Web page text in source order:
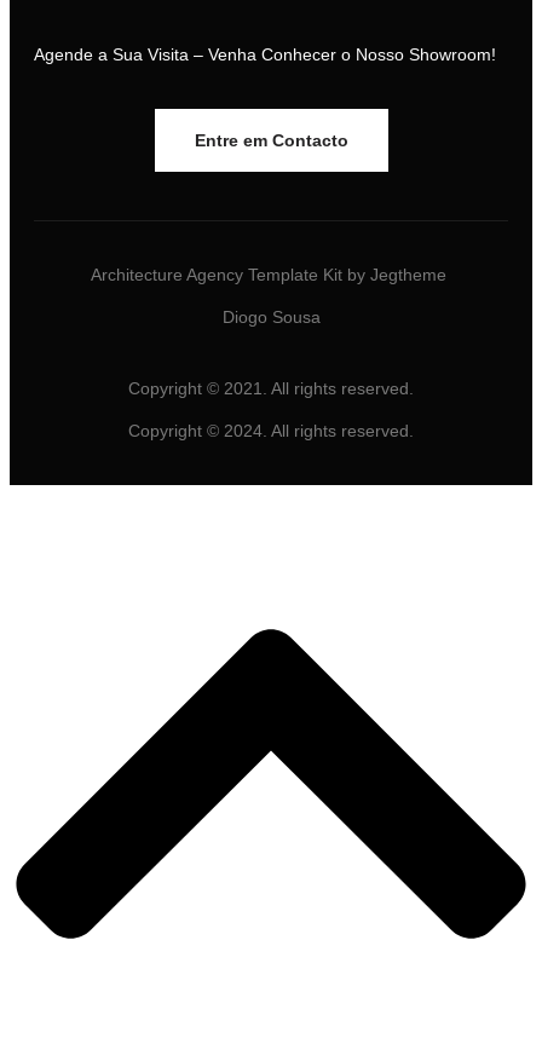
Agende a Sua Visita – Venha Conhecer o Nosso Showroom!
Entre em Contacto
Architecture Agency Template Kit by Jegtheme
Diogo Sousa
Copyright © 2021. All rights reserved.
Copyright © 2024. All rights reserved.